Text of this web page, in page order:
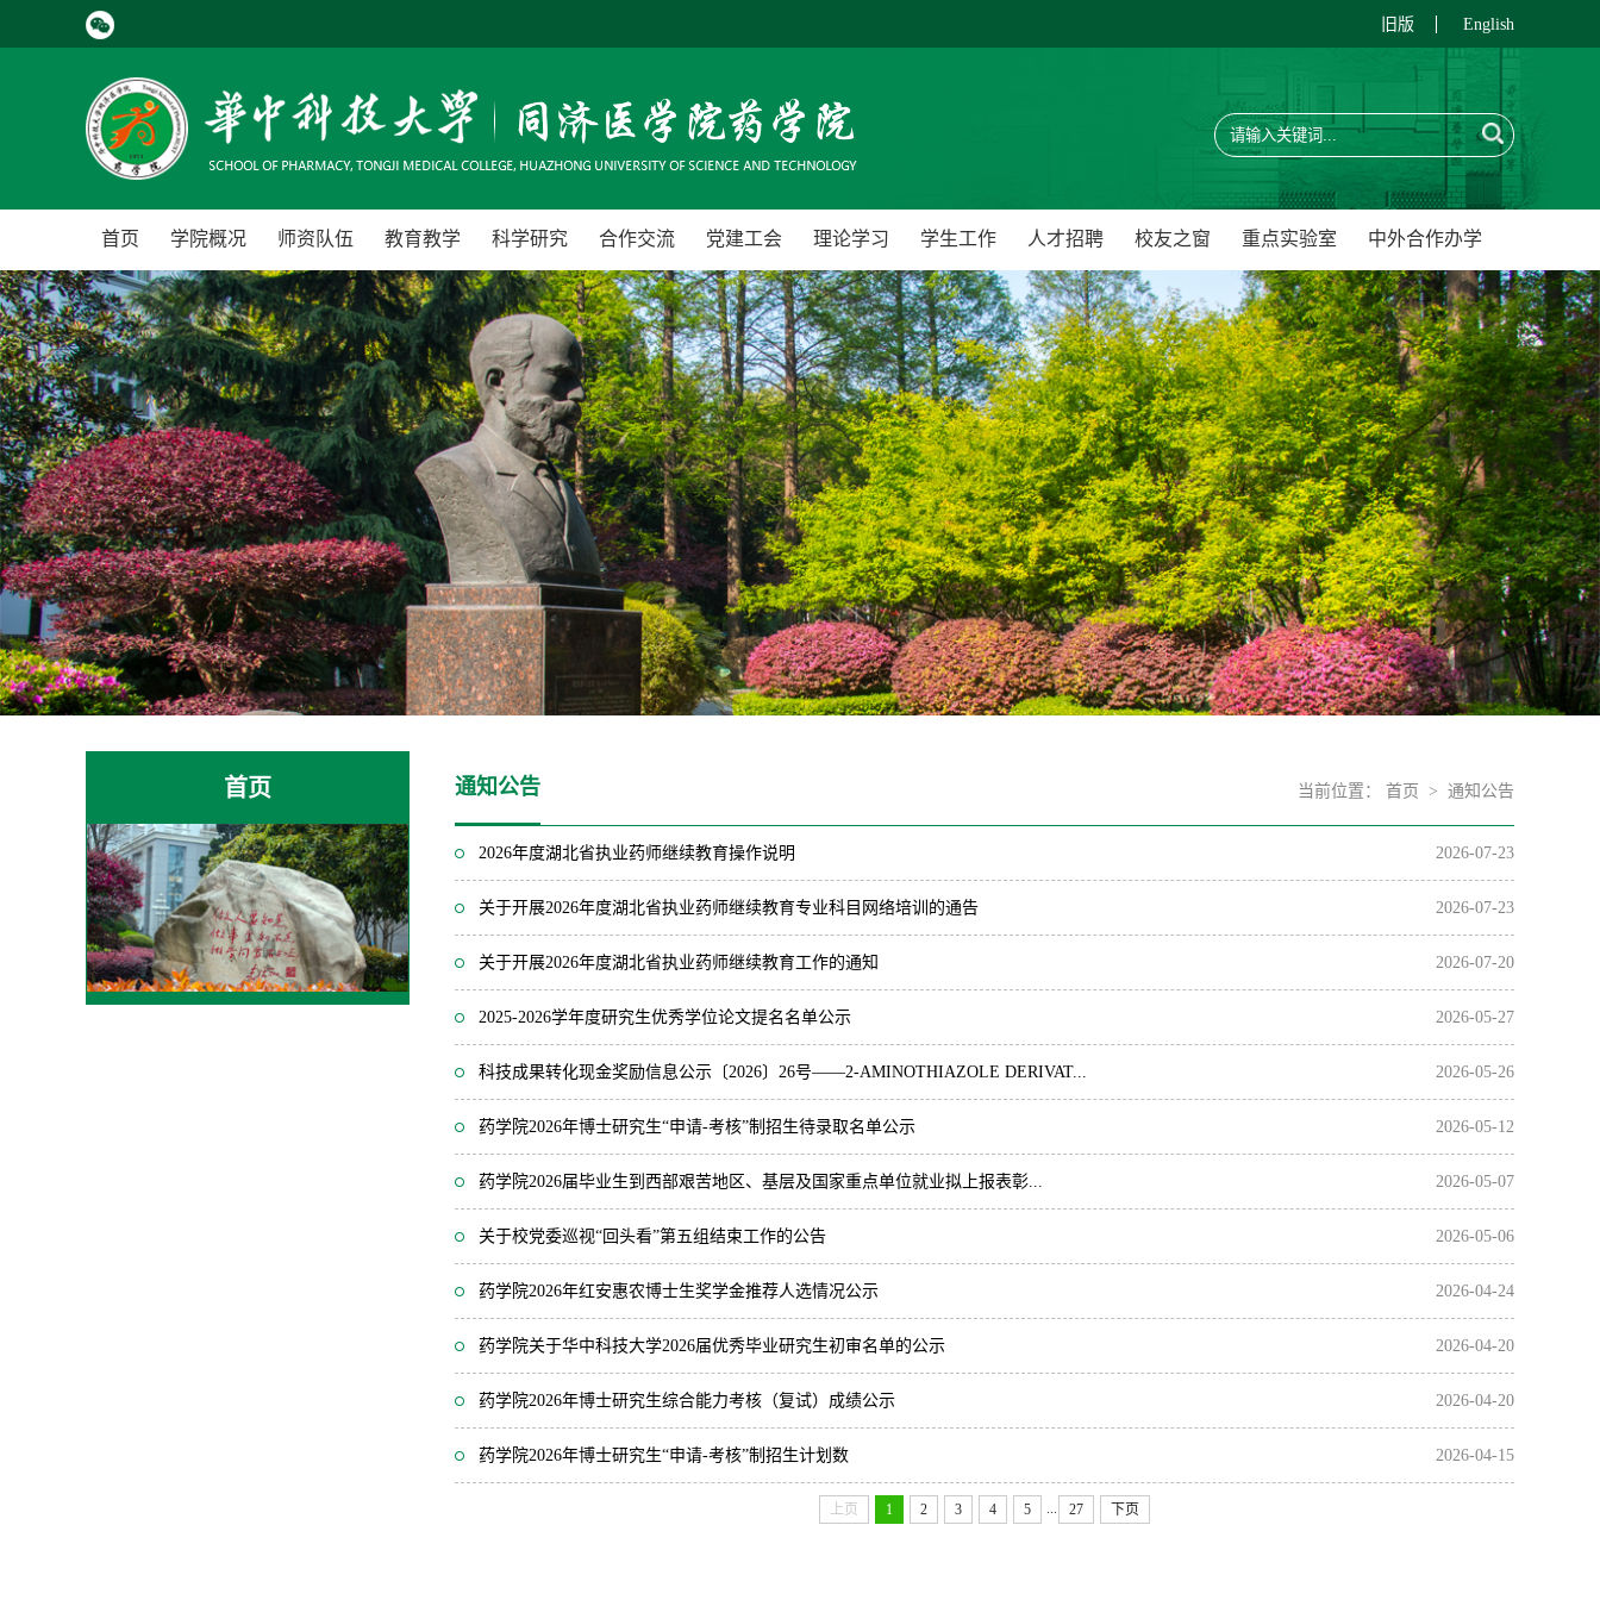
旧版 English
首页 学院概况 师资队伍 教育教学 科学研究 合作交流 党建工会 理论学习 学生工作 人才招聘 校友之窗 重点实验室 中外合作办学
首页 通知公告 当前位置： 首页 > 通知公告
2026年度湖北省执业药师继续教育操作说明 2026-07-23
关于开展2026年度湖北省执业药师继续教育专业科目网络培训的通告 2026-07-23
关于开展2026年度湖北省执业药师继续教育工作的通知 2026-07-20
2025-2026学年度研究生优秀学位论文提名名单公示 2026-05-27
科技成果转化现金奖励信息公示〔2026〕26号——2-AMINOTHIAZOLE DERIVAT... 2026-05-26
药学院2026年博士研究生“申请-考核”制招生待录取名单公示 2026-05-12
药学院2026届毕业生到西部艰苦地区、基层及国家重点单位就业拟上报表彰... 2026-05-07
关于校党委巡视“回头看”第五组结束工作的公告 2026-05-06
药学院2026年红安惠农博士生奖学金推荐人选情况公示 2026-04-24
药学院关于华中科技大学2026届优秀毕业研究生初审名单的公示 2026-04-20
药学院2026年博士研究生综合能力考核（复试）成绩公示 2026-04-20
药学院2026年博士研究生“申请-考核”制招生计划数 2026-04-15
上页 1 2 3 4 5 27 下页